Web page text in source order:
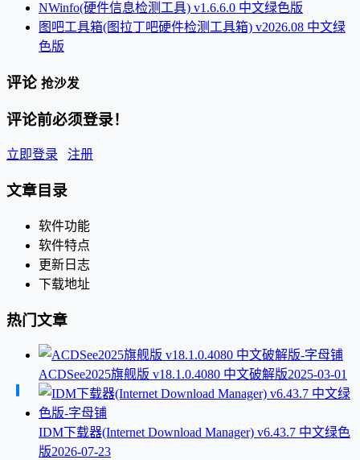
NWinfo(硬件信息检测工具) v1.6.6.0 中文绿色版
图吧工具箱(图拉丁吧硬件检测工具箱) v2026.08 中文绿
色版
评论 抢沙发
评论前必须登录！
立即登录 注册
文章目录
软件功能
软件特点
更新日志
下载地址
热门文章
ACDSee2025旗舰版 v18.1.0.4080 中文破解版2025-03-01
IDM下载器(Internet Download Manager) v6.43.7 中文绿色
版2026-07-23